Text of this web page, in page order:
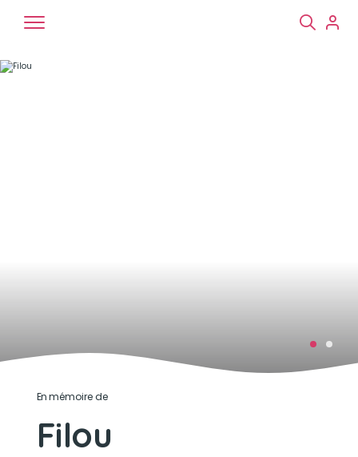
En mémoire de
Filou